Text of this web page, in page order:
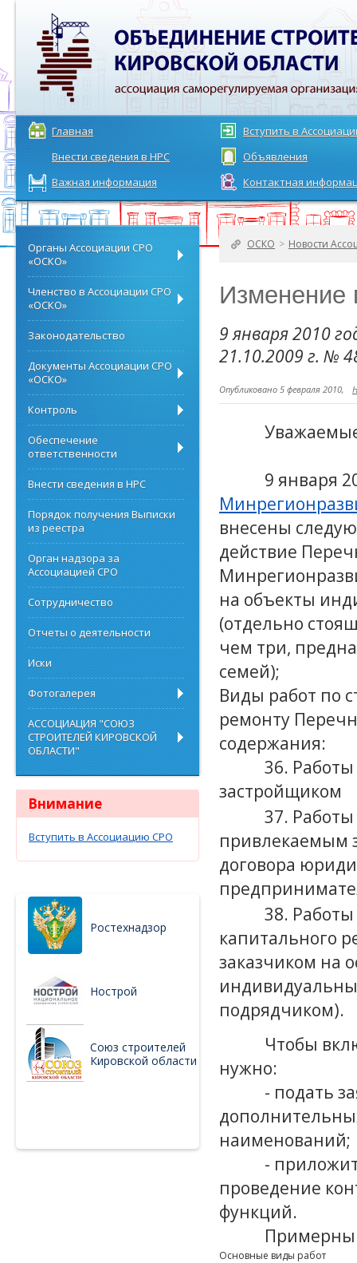
Главная
Вступить в
Внести сведения в НРС
Объявления
Важная информация
Контактная
ОСКО > Новости
Изменение
9 января 2010
21.10.2009 г. №
Опубликовано 5 февраля 2010,
9 января
внесены
действие
на объекты
(отдельно
чем три,
семей);
Виды работ по
ремонту
содержания:
36.
застройщиком
37.
привлекаемым
договора
38.
капитального
заказчиком на
подрядчиком).
Чтобы
нужно:
- подать
наименований;
-
проведение
функций.
Основные виды работ
Органы Ассоциации СРО
«ОСКО»
Членство в Ассоциации СРО
«ОСКО»
Законодательство
Документы Ассоциации СРО
«ОСКО»
Контроль
Обеспечение
ответственности
Внести сведения в НРС
Порядок получения Выписки
из реестра
Орган надзора за
Ассоциацией СРО
Сотрудничество
Отчеты о деятельности
Иски
Фотогалерея
АССОЦИАЦИЯ "СОЮЗ
СТРОИТЕЛЕЙ КИРОВСКОЙ
ОБЛАСТИ"
Внимание
Вступить в Ассоциацию СРО
Ростехнадзор
Нострой
Союз строителей
Кировской области